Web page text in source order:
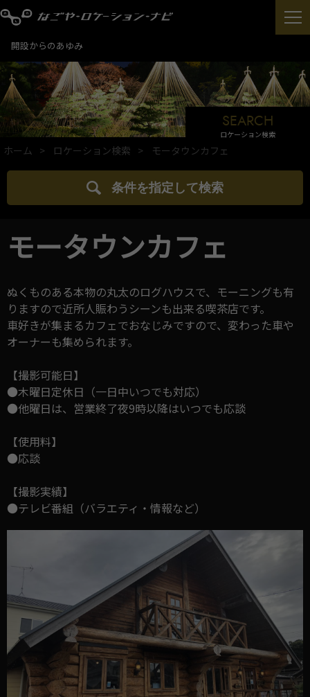
開設からのあゆみ
SEARCH
ロケーション検索
ホーム ロケーション検索 モータウンカフェ
条件を指定して検索
モータウンカフェ
ぬくものある本物の丸太のログハウスで、モーニングも有
りますので近所人賑わうシーンも出来る喫茶店です。
車好きが集まるカフェでおなじみですので、変わった車や
オーナーも集められます。
【撮影可能日】
●木曜日定休日（一日中いつでも対応）
●他曜日は、営業終了夜9時以降はいつでも応談
【使用料】
●応談
【撮影実績】
●テレビ番組（バラエティ・情報など）